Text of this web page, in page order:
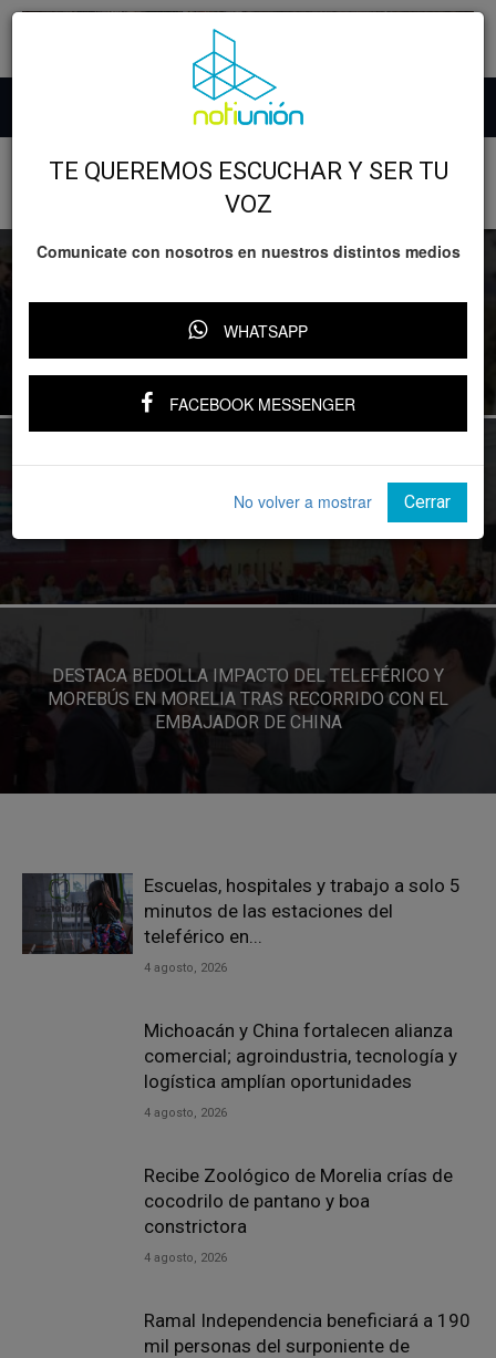
Inicio Michoacán
MICHOACÁN SE SUMARÁ A LA JORNADA NACIONAL DE
REFORESTACIÓN CON 13 MILLONES DE ÁRBOLES ESTE
AÑO: BEDOLLA
ESTE AÑO ABRIRÁN GUARDERÍAS DEL IMSS EN
URUAPAN, JIQUILPAN Y TARÍMBARO: BEDOLLA
DESTACA BEDOLLA IMPACTO DEL TELEFÉRICO Y
MOREBÚS EN MORELIA TRAS RECORRIDO CON EL
EMBAJADOR DE CHINA
Escuelas, hospitales y trabajo a solo 5
minutos de las estaciones del
teleférico en...
4 agosto, 2026
Michoacán y China fortalecen alianza
comercial; agroindustria, tecnología y
logística amplían oportunidades
4 agosto, 2026
Recibe Zoológico de Morelia crías de
cocodrilo de pantano y boa
constrictora
4 agosto, 2026
Ramal Independencia beneficiará a 190
mil personas del surponiente de
TE QUEREMOS ESCUCHAR Y SER TU
VOZ
Comunicate con nosotros en nuestros distintos medios
WHATSAPP
FACEBOOK MESSENGER
No volver a mostrar Cerrar